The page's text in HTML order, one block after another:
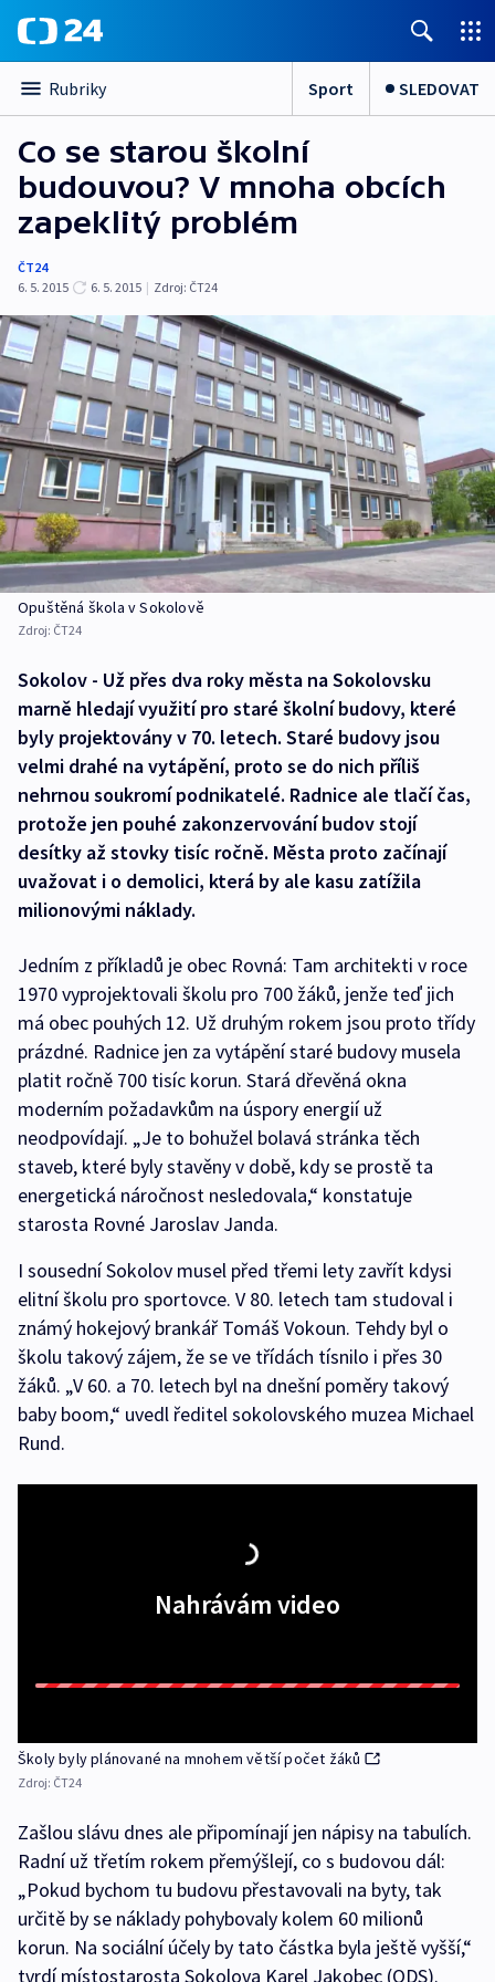
Rubriky Sport SLEDOVAT
Co se starou školní
budouvou? V mnoha obcích
zapeklitý problém
ČT24
6. 5. 2015
6. 5. 2015 | Zdroj: ČT24
Opuštěná škola v Sokolově
Zdroj: ČT24
Sokolov - Už přes dva roky města na Sokolovsku
marně hledají využití pro staré školní budovy, které
byly projektovány v 70. letech. Staré budovy jsou
velmi drahé na vytápění, proto se do nich příliš
nehrnou soukromí podnikatelé. Radnice ale tlačí čas,
protože jen pouhé zakonzervování budov stojí
desítky až stovky tisíc ročně. Města proto začínají
uvažovat i o demolici, která by ale kasu zatížila
milionovými náklady.
Jedním z příkladů je obec Rovná: Tam architekti v roce
1970 vyprojektovali školu pro 700 žáků, jenže teď jich
má obec pouhých 12. Už druhým rokem jsou proto třídy
prázdné. Radnice jen za vytápění staré budovy musela
platit ročně 700 tisíc korun. Stará dřevěná okna
moderním požadavkům na úspory energií už
neodpovídají. „Je to bohužel bolavá stránka těch
staveb, které byly stavěny v době, kdy se prostě ta
energetická náročnost nesledovala,“ konstatuje
starosta Rovné Jaroslav Janda.
I sousední Sokolov musel před třemi lety zavřít kdysi
elitní školu pro sportovce. V 80. letech tam studoval i
známý hokejový brankář Tomáš Vokoun. Tehdy byl o
školu takový zájem, že se ve třídách tísnilo i přes 30
žáků. „V 60. a 70. letech byl na dnešní poměry takový
baby boom,“ uvedl ředitel sokolovského muzea Michael
Rund.
Nahrávám video
Školy byly plánované na mnohem větší počet žáků
Zdroj: ČT24
Zašlou slávu dnes ale připomínají jen nápisy na tabulích.
Radní už třetím rokem přemýšlejí, co s budovou dál:
„Pokud bychom tu budovu přestavovali na byty, tak
určitě by se náklady pohybovaly kolem 60 milionů
korun. Na sociální účely by tato částka byla ještě vyšší,“
tvrdí místostarosta Sokolova Karel Jakobec (ODS).